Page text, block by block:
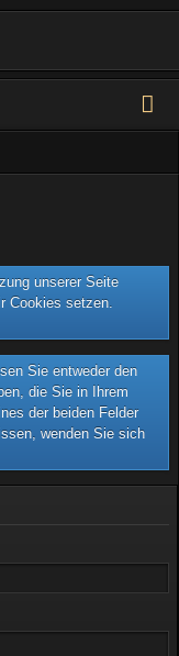
unserer Seite
Cookies setzen.
Sie entweder den
die Sie in Ihrem
der beiden Felder
wenden Sie sich